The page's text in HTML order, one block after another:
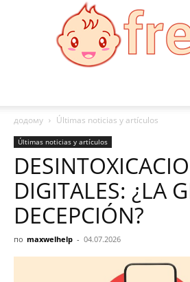
додому
Últimas noticias y artículos
Últimas noticias y artículos
DIGITALES: ¿LA
DECEPCIÓN?
по maxwelhelp - 04.07.2026